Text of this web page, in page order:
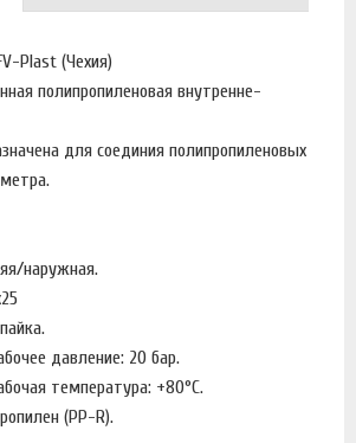
Plast (Чехия)
полипропиленовая внутренне-
для соединия полипропиленовых
наружная.
давление: 20 бар.
температура: +80°С.
(PP-R).